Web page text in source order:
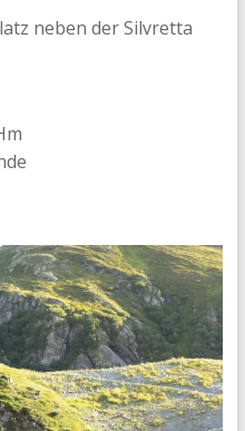
neben der Silvretta